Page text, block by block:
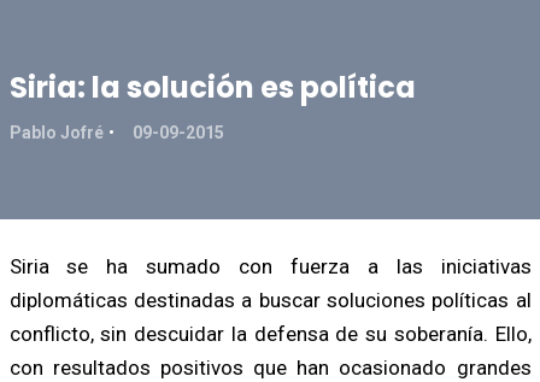
Siria: la solución es política
Pablo Jofré 09-09-2015
Siria se ha sumado con fuerza a las iniciativas
diplomáticas destinadas a buscar soluciones políticas al
conflicto, sin descuidar la defensa de su soberanía. Ello,
con resultados positivos que han ocasionado grandes